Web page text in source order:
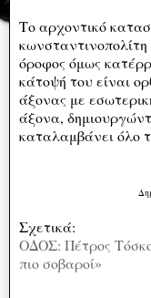
Το αρχοντικό
όροφος όμως
κάτοψή του είναι
άξονας με
άξονα,
καταλαμβάνει όλο
Σχετικά:
ΟΔΟΣ: Πέτρος
πιο σοβαροί»